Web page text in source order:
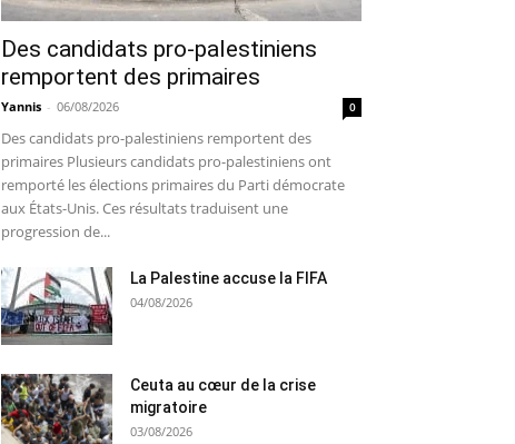
Des candidats pro-palestiniens
remportent des primaires
Yannis - 06/08/2026 0
Des candidats pro-palestiniens remportent des
primaires Plusieurs candidats pro-palestiniens ont
remporté les élections primaires du Parti démocrate
aux États-Unis. Ces résultats traduisent une
progression de...
La Palestine accuse la FIFA
04/08/2026
Ceuta au cœur de la crise
migratoire
03/08/2026